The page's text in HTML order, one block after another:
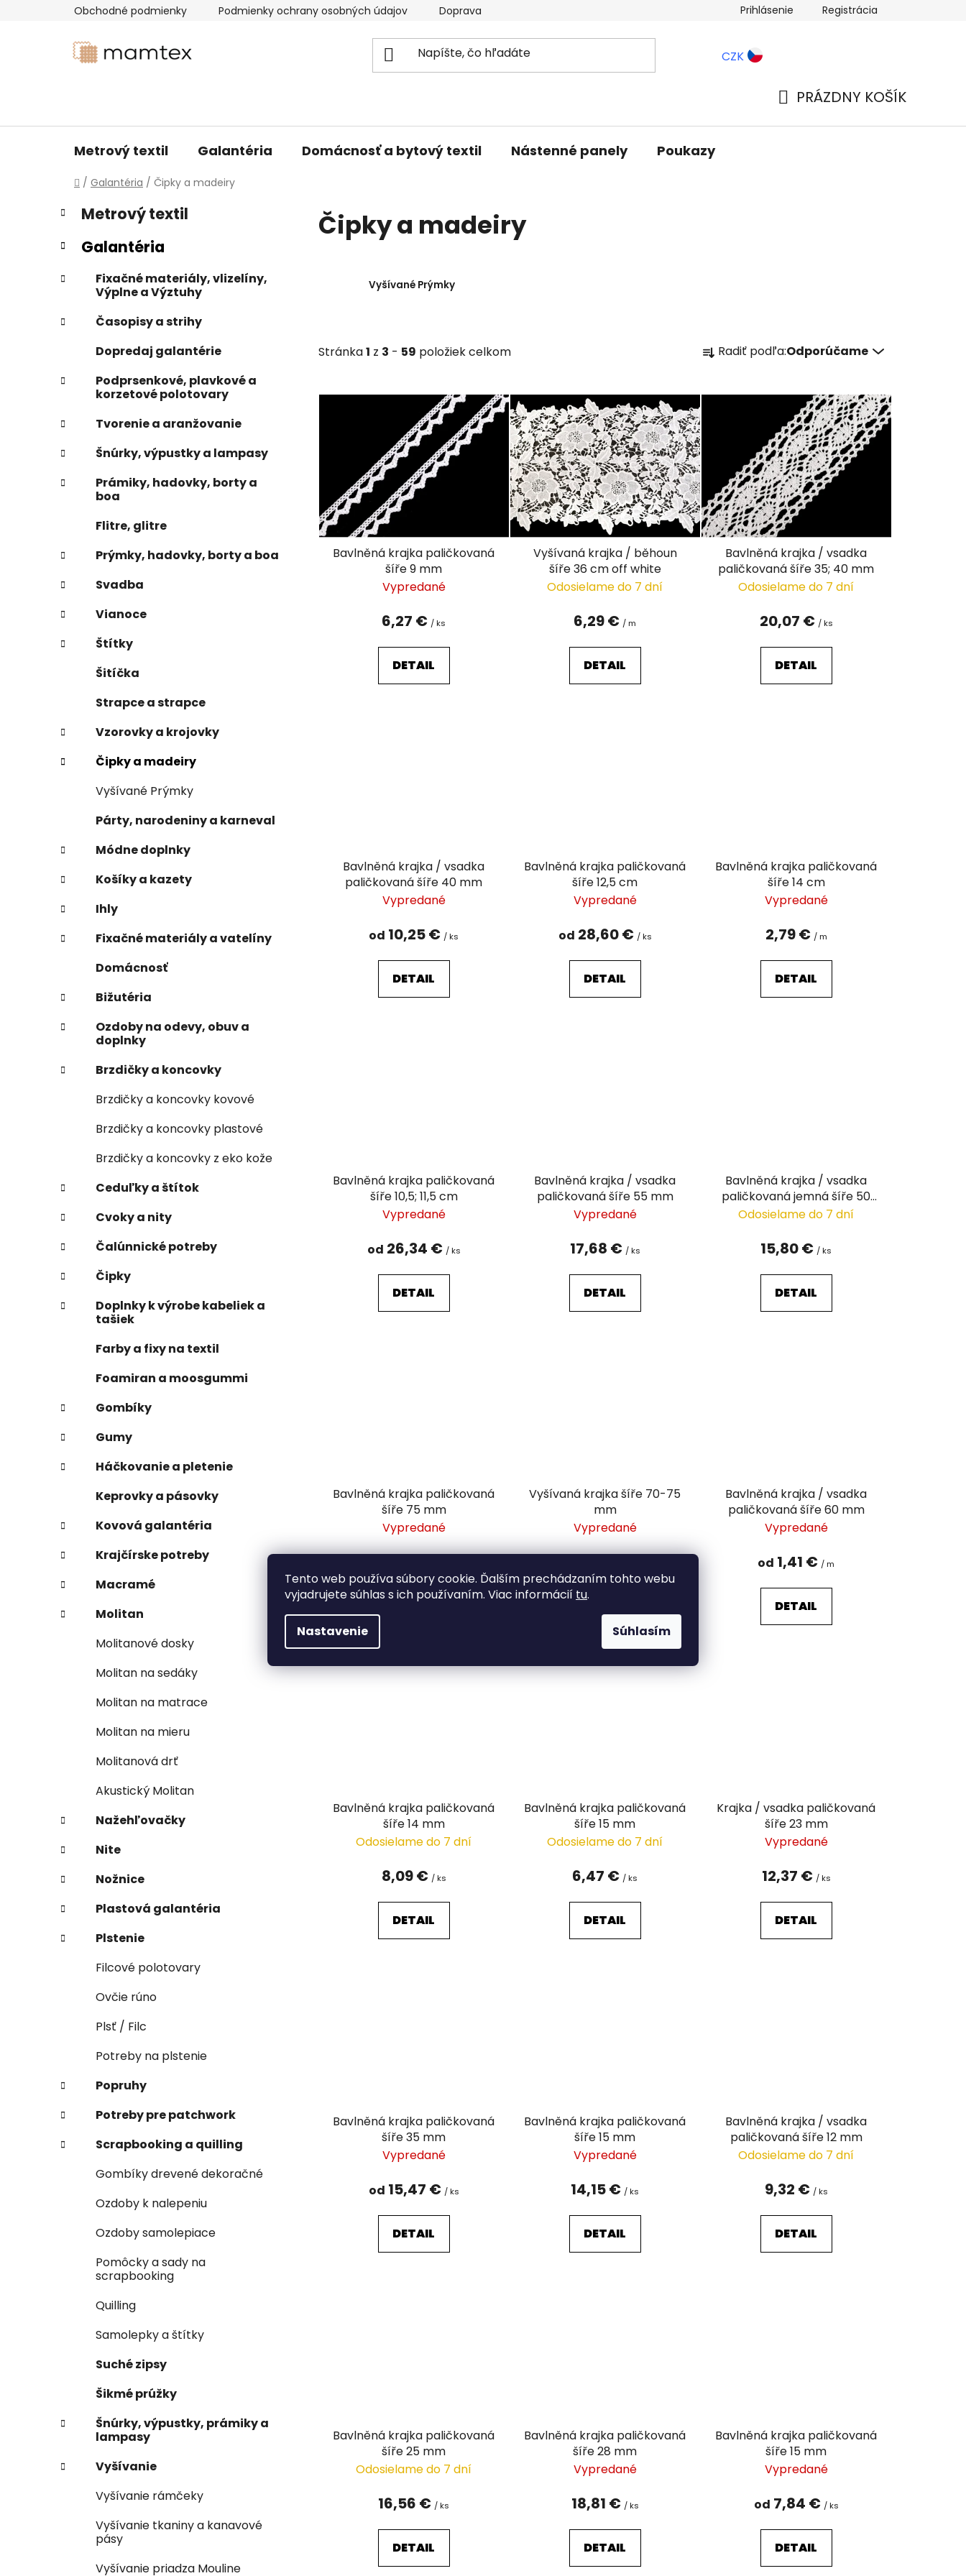
Tento web používa súbory cookie. Ďalším prechádzaním tohto webu
vyjadrujete súhlas s ich používaním. Viac informácií tu.
Nastavenie Súhlasím
Obchodné podmienky Podmienky ochrany osobných údajov Doprava a platba Blog
Prihlásenie Registrácia
CZK
PRÁZDNY KOŠÍK
Metrový textil Galantéria Domácnosť a bytový textil Nástenné panely Poukazy
Domov
/ Galantéria / Čipky a madeiry
B
o
č
ý
a
l
Preskočiť
kategórie
K
a
t
e
ó
i
e
Metrový textil
Galantéria
Fixačné materiály, vlizelíny,
Výplne a Výztuhy
Časopisy a strihy
Dopredaj galantérie
Podprsenkové, plavkové a
korzetové polotovary
Tvorenie a aranžovanie
Šnúrky, výpustky a lampasy
Prámiky, hadovky, borty a
boa
Flitre, glitre
Prýmky, hadovky, borty a boa
Svadba
Vianoce
Štítky
Šitíčka
Strapce a strapce
Vzorovky a krojovky
Čipky a madeiry
Vyšívané Prýmky
Párty, narodeniny a karneval
Módne doplnky
Košíky a kazety
Ihly
Fixačné materiály a vatelíny
Domácnosť
Bižutéria
Ozdoby na odevy, obuv a
doplnky
Brzdičky a koncovky
Brzdičky a koncovky kovové
Brzdičky a koncovky plastové
Brzdičky a koncovky z eko kože
Ceduľky a štítok
Cvoky a nity
Čalúnnické potreby
Čipky
Doplnky k výrobe kabeliek a
tašiek
Farby a fixy na textil
Foamiran a moosgummi
Gombíky
Gumy
Háčkovanie a pletenie
Keprovky a pásovky
Kovová galantéria
Krajčírske potreby
Macramé
Molitan
Molitanové dosky
Molitan na sedáky
Molitan na matrace
Molitan na mieru
Molitanová drť
Akustický Molitan
Nažehľovačky
Nite
Nožnice
Plastová galantéria
Plstenie
Filcové polotovary
Ovčie rúno
Plsť / Filc
Potreby na plstenie
Popruhy
Potreby pre patchwork
Scrapbooking a quilling
Gombíky drevené dekoračné
Ozdoby k nalepeniu
Ozdoby samolepiace
Pomôcky a sady na
scrapbooking
Quilling
Samolepky a štítky
Suché zipsy
Šikmé prúžky
Šnúrky, výpustky, prámiky a
lampasy
Vyšívanie
Vyšívanie rámčeky
Vyšívanie tkaniny a kanavové
pásy
Vyšívanie priadza Mouline
Čipky a madeiry
Vyšívané Prýmky
Stránka1 z 3 - 59 položiek celkom a
e
o
d
Radiť podľa:Odporúčame
V
r
o
d Bavlněná krajka paličkovaná
šíře 9 mm
Vypredané
6,27 € / ks
DETAIL
Vyšívaná krajka / běhoun
šíře 36 cm off white
Odosielame do 7 dní
6,29 € / m
DETAIL
Bavlněná krajka / vsadka
paličkovaná šíře 35; 40 mm
Odosielame do 7 dní
20,07 € / ks
DETAIL
Bavlněná krajka / vsadka
paličkovaná šíře 40 mm
Vypredané
od 10,25 € / ks
DETAIL
Bavlněná krajka paličkovaná
šíře 12,5 cm
Vypredané
od 28,60 € / ks
DETAIL
Bavlněná krajka paličkovaná
šíře 14 cm
Vypredané
2,79 € / m
DETAIL
Bavlněná krajka paličkovaná
šíře 10,5; 11,5 cm
Vypredané
od 26,34 € / ks
DETAIL
Bavlněná krajka / vsadka
paličkovaná šíře 55 mm
Vypredané
17,68 € / ks
DETAIL
Bavlněná krajka / vsadka
paličkovaná jemná šíře 50
mm
Odosielame do 7 dní
15,80 € / ks
DETAIL
Bavlněná krajka paličkovaná
šíře 75 mm
Vypredané
DETAIL
Vyšívaná krajka šíře 70-75
mm
Vypredané
Bavlněná krajka / vsadka
paličkovaná šíře 60 mm
Vypredané
od 1,41 € / m
DETAIL
Bavlněná krajka paličkovaná
šíře 14 mm
Odosielame do 7 dní
8,09 € / ks
DETAIL
Bavlněná krajka paličkovaná
šíře 15 mm
Odosielame do 7 dní
6,47 € / ks
DETAIL
Krajka / vsadka paličkovaná
šíře 23 mm
Vypredané
12,37 € / ks
DETAIL
Bavlněná krajka paličkovaná
šíře 35 mm
Vypredané
od 15,47 € / ks
DETAIL
Bavlněná krajka paličkovaná
šíře 15 mm
Vypredané
14,15 € / ks
DETAIL
Bavlněná krajka / vsadka
paličkovaná šíře 12 mm
Odosielame do 7 dní
9,32 € / ks
DETAIL
Bavlněná krajka paličkovaná
šíře 25 mm
Odosielame do 7 dní
16,56 € / ks
DETAIL
Bavlněná krajka paličkovaná
šíře 28 mm
Vypredané
18,81 € / ks
DETAIL
Bavlněná krajka paličkovaná
šíře 15 mm
Vypredané
od 7,84 € / ks
DETAIL